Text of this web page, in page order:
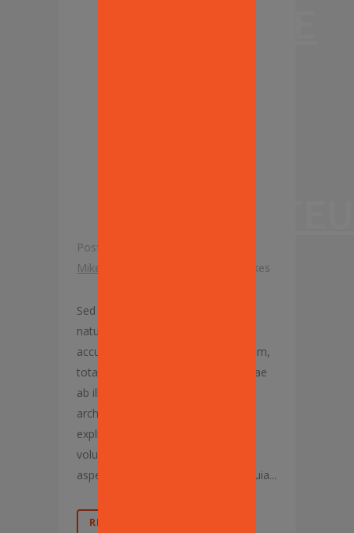
Posted at 12:45h
Mike Lisanti
Likes
Sed ut perspiciatis, unde omnis iste
natus error sit voluptatem
accusantium doloremque laudantium,
totam rem aperiam eaque ipsa, quae
ab illo inventore veritatis et quasi
architecto beatae vitae dicta sunt,
explicabo. Nemo enim ipsam
voluptatem, quia voluptas sit,
aspernatur aut odit aut fugit, sed quia...
READ MORE